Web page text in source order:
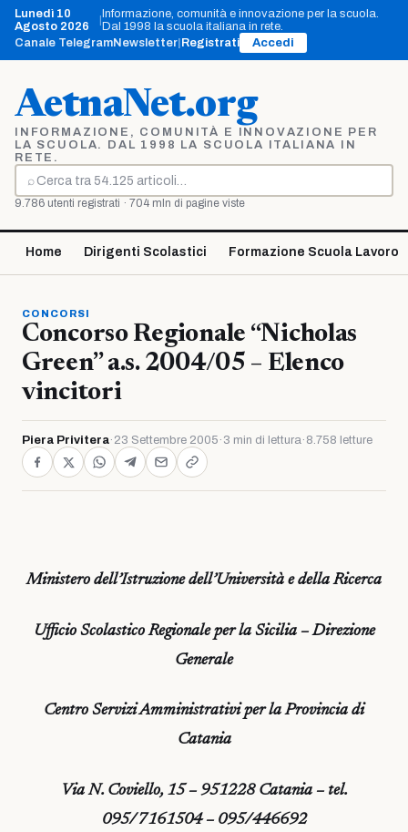
Vai
contenuto
Lunedì 10
Agosto 2026
Informazione, comunità e innovazione per la scuola.
Dal 1998 la scuola italiana in rete.
Canale TelegramNewsletter Registrati Accedi
AetnaNet.org
INFORMAZIONE, COMUNITÀ E INNOVAZIONE PER
LA SCUOLA. DAL 1998 LA SCUOLA ITALIANA IN
RETE.
⌕
Cerca
9.786 utenti registrati · 704 mln di pagine viste
Home Dirigenti Scolastici Formazione Scuola Lavoro
CONCORSI
Concorso Regionale “Nicholas
Green” a.s. 2004/05 – Elenco
vincitori
Piera Privitera· 23 Settembre 2005 · 3 min di lettura· 8.758 letture
Ministero dell’Istruzione dell’Università e della Ricerca
Ufficio Scolastico Regionale per la Sicilia – Direzione
Generale
Centro Servizi Amministrativi per la Provincia di
Catania
Via N. Coviello, 15 – 951228 Catania – tel.
095/7161504 – 095/446692